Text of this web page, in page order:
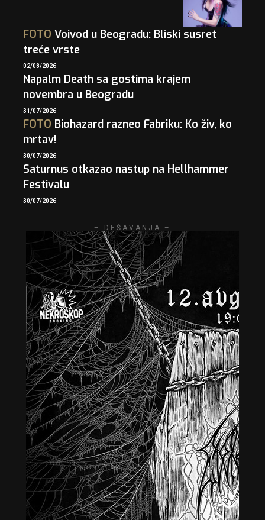
FOTO Voivod u Beogradu: Bliski susret
treće vrste
02/08/2026
Napalm Death sa gostima krajem
novembra u Beogradu
31/07/2026
FOTO Biohazard razneo Fabriku: Ko živ, ko
mrtav!
30/07/2026
Saturnus otkazao nastup na Hellhammer
Festivalu
30/07/2026
– DEŠAVANJA –